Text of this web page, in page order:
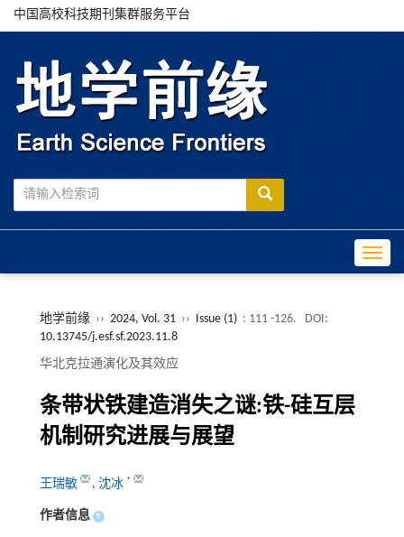
中国高校科技期刊集群服务平台
地学前缘 ›› 2024, Vol. 31 ›› Issue (1) : 111 -126.
DOI:
10.13745/j.esf.sf.2023.11.8
华北克拉通演化及其效应
条带状铁建造消失之谜:铁-硅互层
机制研究进展与展望
王瑞敏 , 沈冰 *
作者信息 +